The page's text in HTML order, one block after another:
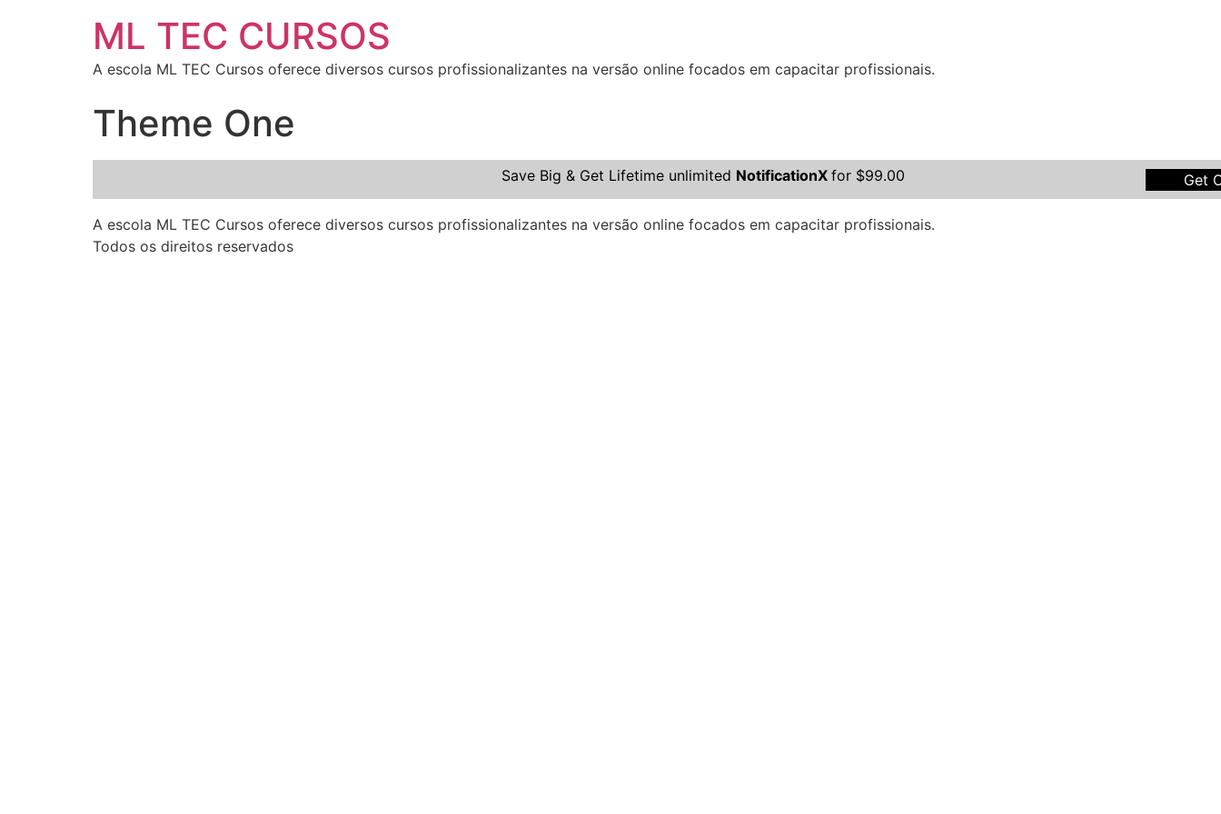
ML TEC CURSOS
A escola ML TEC Cursos oferece diversos cursos profissionalizantes na versão online focados em capacitar profissionais.
Theme One
Save Big & Get Lifetime unlimited NotificationX for $99.00 Get
A escola ML TEC Cursos oferece diversos cursos profissionalizantes na versão online focados em capacitar profissionais.
Todos os direitos reservados